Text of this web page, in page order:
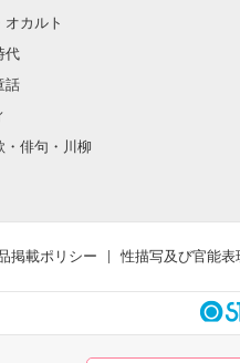
オカルト
代
話
・俳句・川柳
掲載ポリシー 性描写及び官能表